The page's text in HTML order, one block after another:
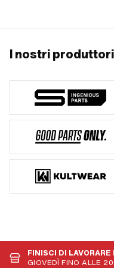
I nostri
FINISCI DI LAVORARE
GIOVEDÌ FINO ALLE